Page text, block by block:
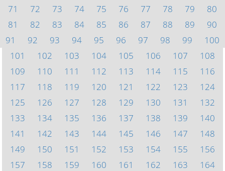
71
72 73 74 75 76 77 78 79
80
81
82 83 84 85 86 87 88 89
90
91
92 93 94 95 96 97 98 99
100
101
102 103 104 105 106 107
108
109
110 111 112 113 114 115
116
117
118 119 120 121 122 123
124
125
126 127 128 129 130 131
132
133
134 135 136 137 138 139
140
141
142 143 144 145 146 147
148
149
150 151 152 153 154 155
156
157
158 159 160 161 162 163
164